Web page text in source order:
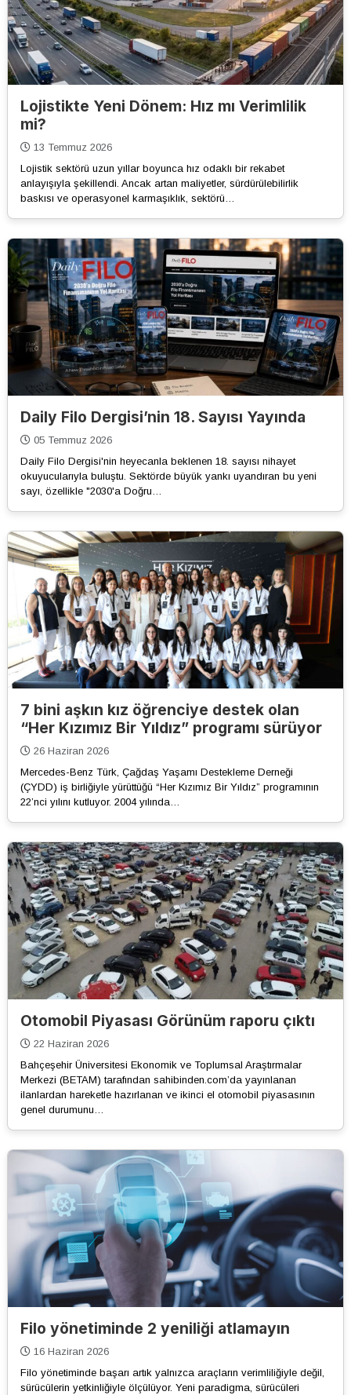
Lojistikte Yeni Dönem: Hız mı Verimlilik
mi?
13 Temmuz 2026
Lojistik sektörü uzun yıllar boyunca hız odaklı bir rekabet
anlayışıyla şekillendi. Ancak artan maliyetler, sürdürülebilirlik
baskısı ve operasyonel karmaşıklık, sektörü…
Daily Filo Dergisi’nin 18. Sayısı Yayında
05 Temmuz 2026
Daily Filo Dergisi'nin heyecanla beklenen 18. sayısı nihayet
okuyucularıyla buluştu. Sektörde büyük yankı uyandıran bu yeni
sayı, özellikle "2030'a Doğru…
7 bini aşkın kız öğrenciye destek olan
“Her Kızımız Bir Yıldız” programı sürüyor
26 Haziran 2026
Mercedes-Benz Türk, Çağdaş Yaşamı Destekleme Derneği
(ÇYDD) iş birliğiyle yürüttüğü “Her Kızımız Bir Yıldız” programının
22’nci yılını kutluyor. 2004 yılında…
Otomobil Piyasası Görünüm raporu çıktı
22 Haziran 2026
Bahçeşehir Üniversitesi Ekonomik ve Toplumsal Araştırmalar
Merkezi (BETAM) tarafından sahibinden.com’da yayınlanan
ilanlardan hareketle hazırlanan ve ikinci el otomobil piyasasının
genel durumunu…
Filo yönetiminde 2 yeniliği atlamayın
16 Haziran 2026
Filo yönetiminde başarı artık yalnızca araçların verimliliğiyle değil,
sürücülerin yetkinliğiyle ölçülüyor. Yeni paradigma, sürücüleri